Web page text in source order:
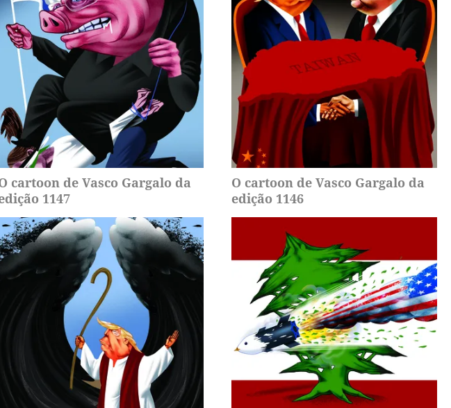
cartoon de Vasco Gargalo da
1147
O cartoon de Vasco Gargalo da
edição 1146